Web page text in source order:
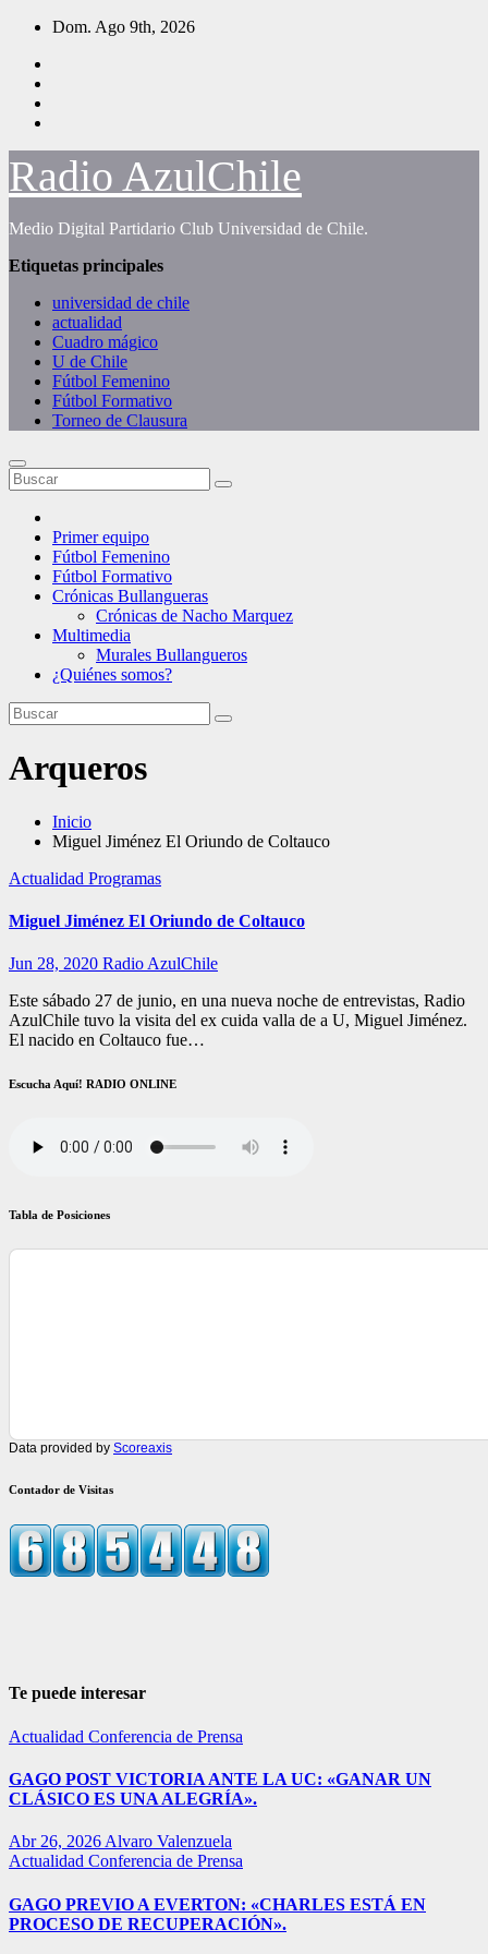
Saltar
contenido
Dom. Ago 9th, 2026
Radio AzulChile
Medio Digital Partidario Club Universidad de Chile.
Etiquetas principales
universidad de chile
actualidad
Cuadro mágico
U de Chile
Fútbol Femenino
Fútbol Formativo
Torneo de Clausura
Primer equipo
Fútbol Femenino
Fútbol Formativo
Crónicas Bullangueras
Crónicas de Nacho Marquez
Multimedia
Murales Bullangueros
¿Quiénes somos?
Arqueros
Inicio
Miguel Jiménez El Oriundo de Coltauco
Actualidad Programas
Miguel Jiménez El Oriundo de Coltauco
Jun 28, 2020 Radio AzulChile
Este sábado 27 de junio, en una nueva noche de entrevistas, Radio
AzulChile tuvo la visita del ex cuida valla de a U, Miguel Jiménez.
El nacido en Coltauco fue…
Escucha Aquí! RADIO ONLINE
Tabla de Posiciones
Data provided by Scoreaxis
Contador de Visitas
Te puede interesar
Actualidad Conferencia de Prensa
GAGO POST VICTORIA ANTE LA UC: «GANAR UN
CLÁSICO ES UNA ALEGRÍA».
Abr 26, 2026 Alvaro Valenzuela
Actualidad Conferencia de Prensa
GAGO PREVIO A EVERTON: «CHARLES ESTÁ EN
PROCESO DE RECUPERACIÓN».